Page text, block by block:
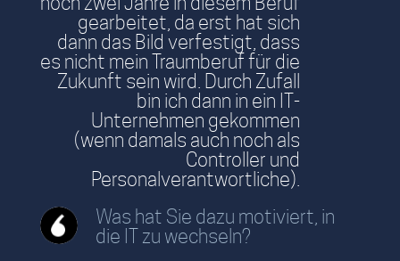
gearbeitet, da erst hat sich
dann das Bild verfestigt, dass
es nicht mein Traumberuf für die
Zukunft sein wird. Durch Zufall
bin ich dann in ein IT-
Unternehmen gekommen
(wenn damals auch noch als
Controller und
Personalverantwortliche).
Was hat Sie dazu motiviert, in
die IT zu wechseln?